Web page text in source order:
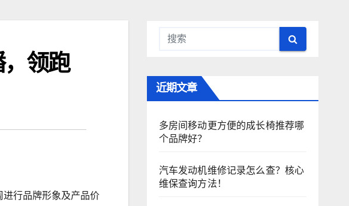
领跑
行品牌形象及产品价
近期文章
多房间移动更方便的成长椅推荐哪
个品牌好？
汽车发动机维修记录怎么查？核心
维保查询方法！